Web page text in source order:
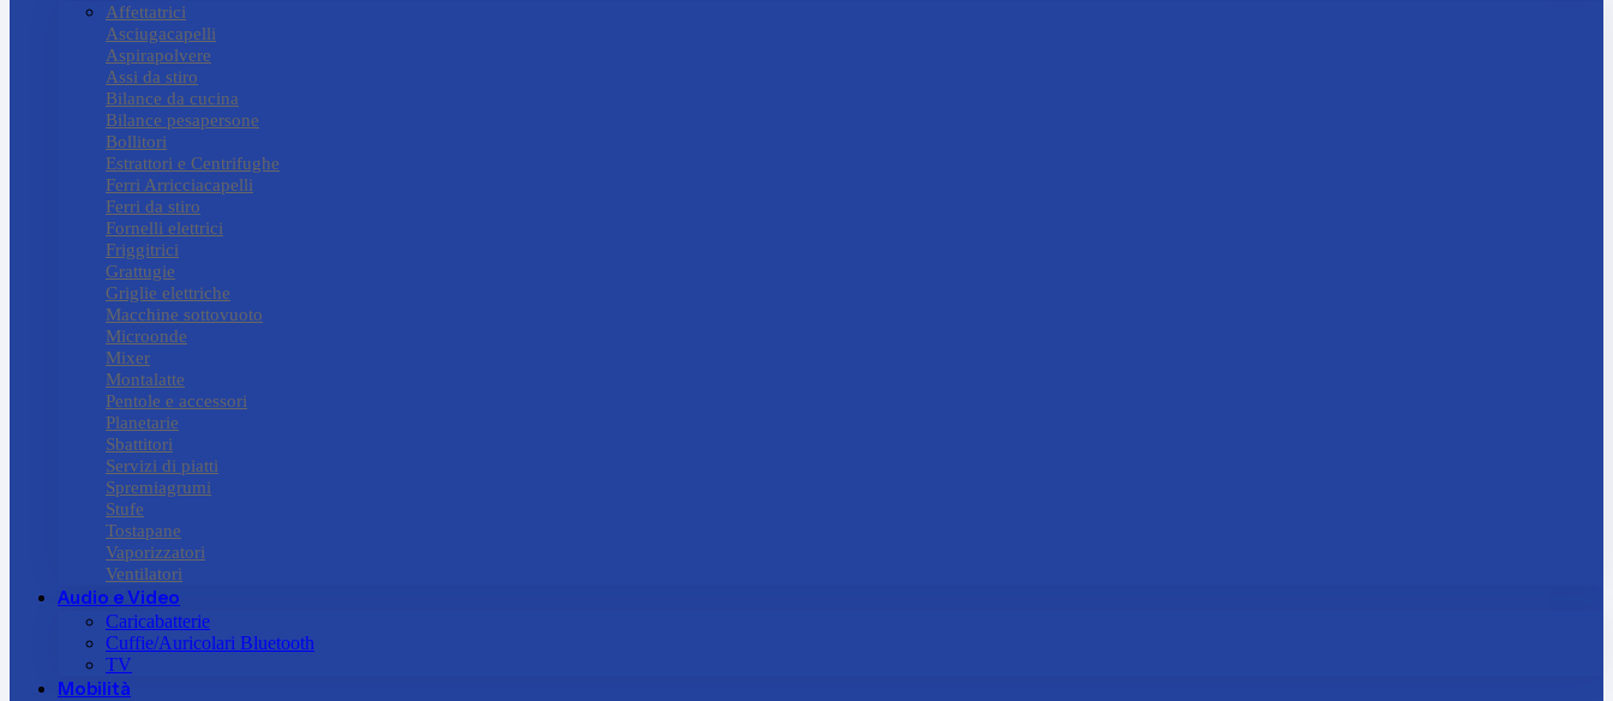
Affettatrici
Asciugacapelli
Aspirapolvere
Assi da stiro
Bilance da cucina
Bilance pesapersone
Bollitori
Estrattori e Centrifughe
Ferri Arricciacapelli
Ferri da stiro
Fornelli elettrici
Friggitrici
Grattugie
Griglie elettriche
Macchine sottovuoto
Microonde
Mixer
Montalatte
Pentole e accessori
Planetarie
Sbattitori
Servizi di piatti
Spremiagrumi
Stufe
Tostapane
Vaporizzatori
Ventilatori
Audio e Video
Caricabatterie
Cuffie/Auricolari Bluetooth
TV
Mobilità